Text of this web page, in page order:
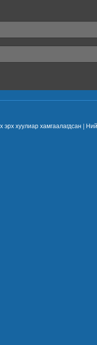
эрх хуулиар хамгаалагдсан |